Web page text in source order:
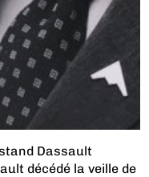
Dassault
décédé la veille de